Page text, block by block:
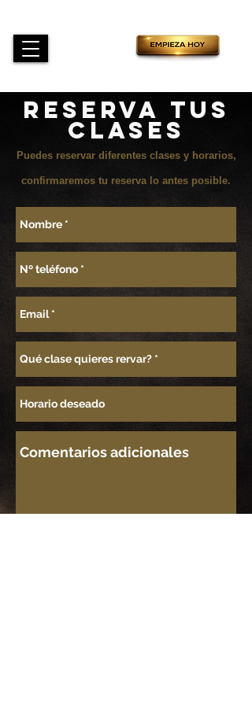
RESERVA TUS
CLASES
Puedes reservar diferentes clases y horarios,
confirmaremos tu reserva lo antes posible.